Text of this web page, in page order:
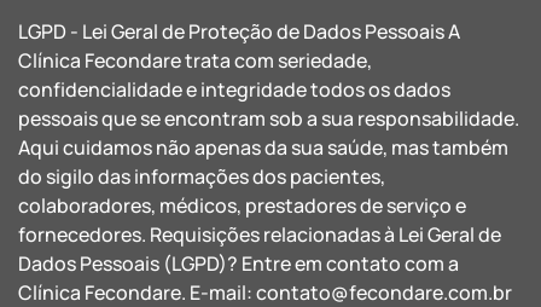
LGPD - Lei Geral de Proteção de Dados Pessoais A
Clínica Fecondare trata com seriedade,
confidencialidade e integridade todos os dados
pessoais que se encontram sob a sua responsabilidade.
Aqui cuidamos não apenas da sua saúde, mas também
do sigilo das informações dos pacientes,
colaboradores, médicos, prestadores de serviço e
fornecedores. Requisições relacionadas à Lei Geral de
Dados Pessoais (LGPD)? Entre em contato com a
Clínica Fecondare. E-mail:contato@fecondare.com.br